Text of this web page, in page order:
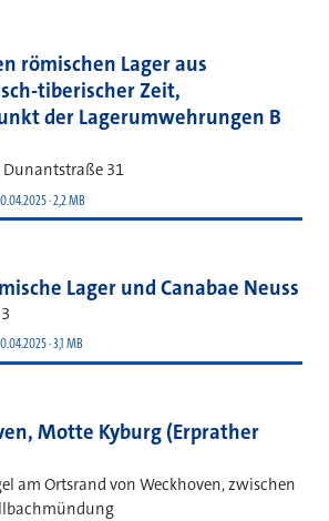
römischen Lager aus
tiberischer Zeit,
der Lagerumwehrungen B
31
· 2,2 MB
Lager und Canabae Neuss
· 3,1 MB
Motte Kyburg (Erprather
am Ortsrand von Weckhoven, zwischen